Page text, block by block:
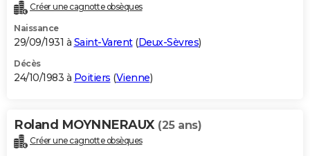
Créer une cagnotte obsèques
Naissance
29/09/1931 à Saint-Varent(Deux-Sèvres)
Décès
24/10/1983 à Poitiers (Vienne)
Roland MOYNNERAUX (25 ans)
Créer une cagnotte obsèques